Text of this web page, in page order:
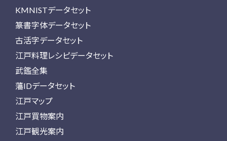
KMNISTデータセット
篆書字体データセット
古活字データセット
江戸料理レシピデータセット
武鑑全集
藩IDデータセット
江戸マップ
江戸買物案内
江戸観光案内